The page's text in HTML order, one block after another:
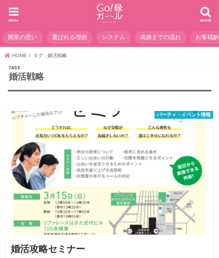
search
menu
開業の思い 選ばれる理由 システム 成婚までの流れ お客様
HOME タグ : 婚活戦略
婚活戦略
パーティ・イベント情報
婚活攻略セミナー